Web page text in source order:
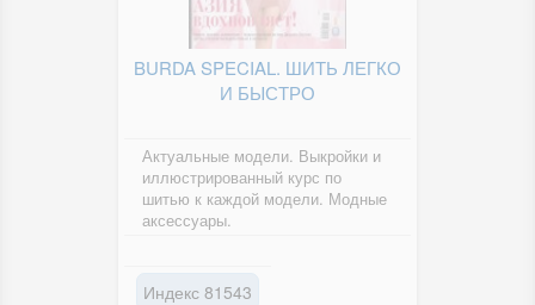
BURDA SPECIAL. ШИТЬ ЛЕГКО
И БЫСТРО
Актуальные модели. Выкройки и
иллюстрированный курс по
шитью к каждой модели. Модные
аксессуары.
Индекс 81543